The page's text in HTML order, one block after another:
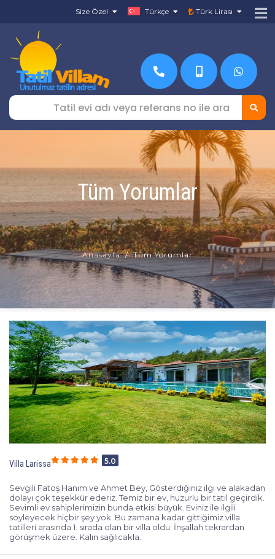
Size Özel Türkçe Türk Lirası
Tüm Yorumlar
Anasayfa Tüm Yorumlar
Villa Larissa 5.0
Sevgili Fatoş Hanım ve Ahmet Bey, Gösterdiğiniz ilgi ve alakadan
dolayı çok teşekkür ederiz. Temiz bir ev, huzurlu bir tatil geçirdik.
Sevimli ev sahiplerimizin bunda etkisi büyük. Eviniz ile ilgili
söyleyecek hiçbir şey yok. Bu zamana kadar gittiğimiz villa
tatilleri arasında 1. sırada olan bir villa oldu. İnşallah tekrardan
görüşmek üzere. Kalın sağlıcakla.